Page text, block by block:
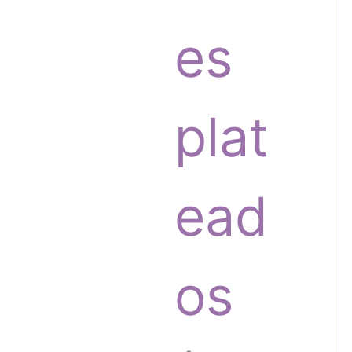
o
o
d
u
c
t
es
plat
ead
os